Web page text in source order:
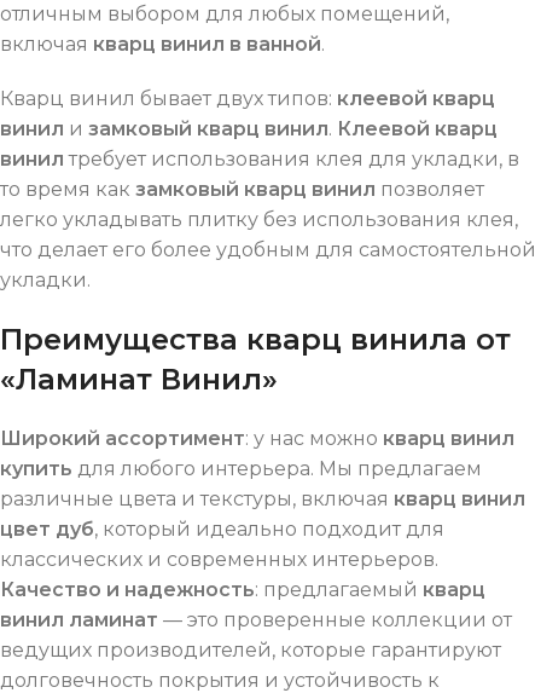
отличным выбором для любых помещений,
включая кварц винил в ванной.
Кварц винил бывает двух типов: клеевой кварц
винил и замковый кварц винил. Клеевой кварц
винил требует использования клея для укладки, в
то время как замковый кварц винил позволяет
легко укладывать плитку без использования клея,
что делает его более удобным для самостоятельной
укладки.
Преимущества кварц винила от
«Ламинат Винил»
Широкий ассортимент: у нас можно кварц винил
купить для любого интерьера. Мы предлагаем
различные цвета и текстуры, включая кварц винил
цвет дуб, который идеально подходит для
классических и современных интерьеров.
Качество и надежность: предлагаемый кварц
винил ламинат — это проверенные коллекции от
ведущих производителей, которые гарантируют
долговечность покрытия и устойчивость к